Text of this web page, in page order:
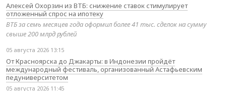
Алексей Охорзин из ВТБ: снижение ставок стимулирует
отложенный спрос на ипотеку
ВТБ за семь месяцев года оформил более 41 тыс. сделок на сумму
свыше 200 млрд рублей
05 августа 2026 13:15
От Красноярска до Джакарты: в Индонезии пройдёт
международный фестиваль, организованный Астафьевским
педуниверситетом
05 августа 2026 11:45